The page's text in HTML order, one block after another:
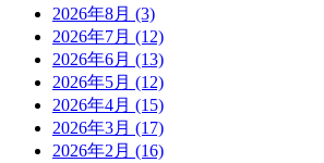
2026年8月 (3)
2026年7月 (12)
2026年6月 (13)
2026年5月 (12)
2026年4月 (15)
2026年3月 (17)
2026年2月 (16)